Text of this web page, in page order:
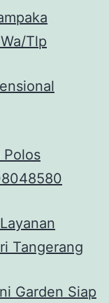
Tlp
Polos
Tangerang
Garden Siap